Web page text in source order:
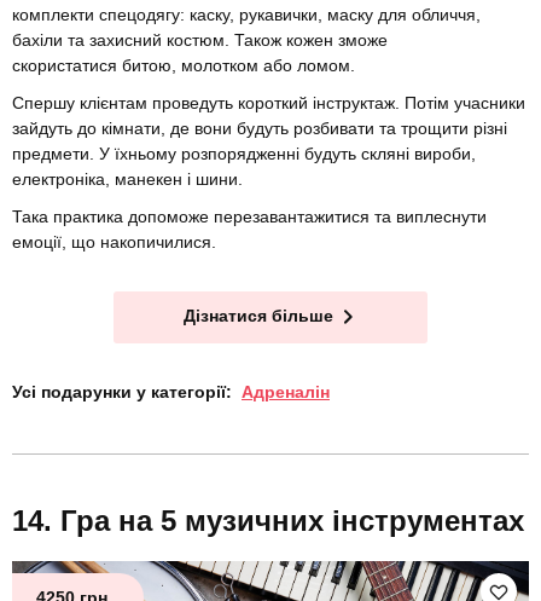
комплекти спецодягу: каску, рукавички, маску для обличчя,
бахіли та захисний костюм. Також кожен зможе
скористатися битою, молотком або ломом.
Спершу клієнтам проведуть короткий інструктаж. Потім учасники
зайдуть до кімнати, де вони будуть розбивати та трощити різні
предмети. У їхньому розпорядженні будуть скляні вироби,
електроніка, манекен і шини.
Така практика допоможе перезавантажитися та виплеснути
емоції, що накопичилися.
Дізнатися більше
Усі подарунки у категорії: Адреналін
Гра на 5 музичних інструментах